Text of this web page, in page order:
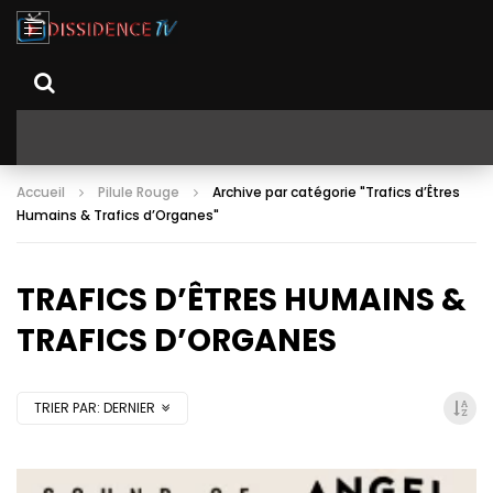
Accueil Pilule Rouge
Archive par catégorie "Trafics d’Êtres
Humains & Trafics d’Organes"
TRAFICS D’ÊTRES HUMAINS &
TRAFICS D’ORGANES
TRIER PAR: DERNIER